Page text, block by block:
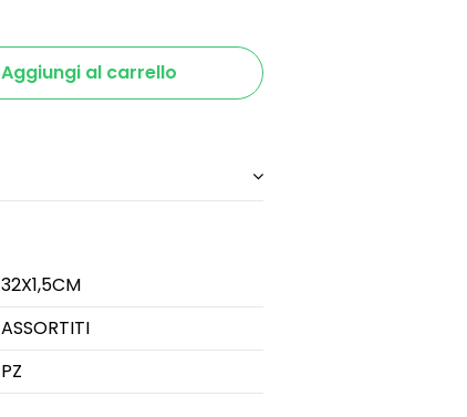
Aggiungi al carrello
32X1,5CM
ASSORTITI
PZ